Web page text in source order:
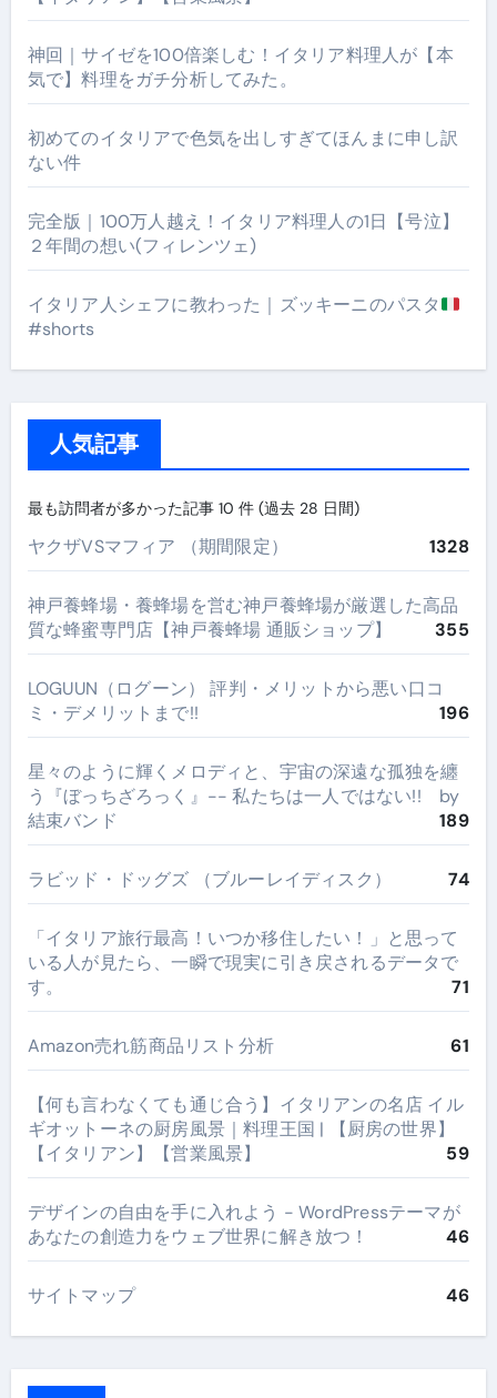
神回｜サイゼを100倍楽しむ！イタリア料理人が【本
気で】料理をガチ分析してみた。
初めてのイタリアで色気を出しすぎてほんまに申し訳
ない件
完全版｜100万人越え！イタリア料理人の1日【号泣】
２年間の想い(フィレンツェ)
イタリア人シェフに教わった｜ズッキーニのパスタ
#shorts
人気記事
最も訪問者が多かった記事 10 件 (過去 28 日間)
ヤクザVSマフィア （期間限定） 1328
神戸養蜂場・養蜂場を営む神戸養蜂場が厳選した高品
質な蜂蜜専門店【神戸養蜂場 通販ショップ】
355
LOGUUN（ログーン） 評判・メリットから悪い口コ
ミ・デメリットまで!!
196
星々のように輝くメロディと、宇宙の深遠な孤独を纏
う『ぼっちざろっく』-- 私たちは一人ではない!! by
結束バンド
189
ラビッド・ドッグズ （ブルーレイディスク） 74
​「イタリア旅行最高！いつか移住したい！」と思って
いる人が見たら、一瞬で現実に引き戻されるデータで
す。
71
Amazon売れ筋商品リスト分析 61
【何も言わなくても通じ合う】イタリアンの名店 イル
ギオットーネの厨房風景｜料理王国 | 【厨房の世界】
【イタリアン】【営業風景】
59
デザインの自由を手に入れよう - WordPressテーマが
あなたの創造力をウェブ世界に解き放つ！
46
サイトマップ 46